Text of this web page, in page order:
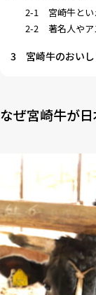
2-1
宮崎牛と
2-2
著名人やア
3 宮崎牛のおい
なぜ宮崎牛が